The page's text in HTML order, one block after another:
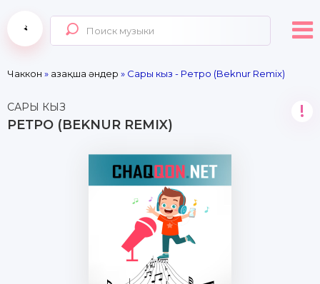
Чаккон » Қазақша әндер » Сары кыз - Ретро (Beknur Remix)
САРЫ КЫЗ
РЕТРО (BEKNUR REMIX)
!